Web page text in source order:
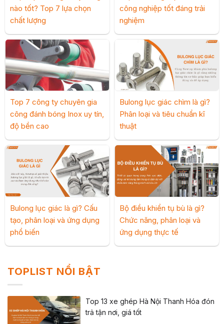
TOPLIST NỔI BẬT
Top 13 xe ghép Hà Nội Thanh Hóa đón
trả tận nơi, giá tốt
nào tốt? Top 7 lựa chọn
chất lượng
công nghiệp tốt đáng trải
nghiệm
Top 7 công ty chuyên gia
công đánh bóng Inox uy tín,
độ bền cao
Bulong lục giác chìm là gì?
Phân loại và tiêu chuẩn kĩ
thuật
Bulong lục giác là gì? Cấu
tạo, phân loại và ứng dụng
phổ biến
Bộ điều khiển tụ bù là gì?
Chức năng, phân loại và
ứng dụng thực tế